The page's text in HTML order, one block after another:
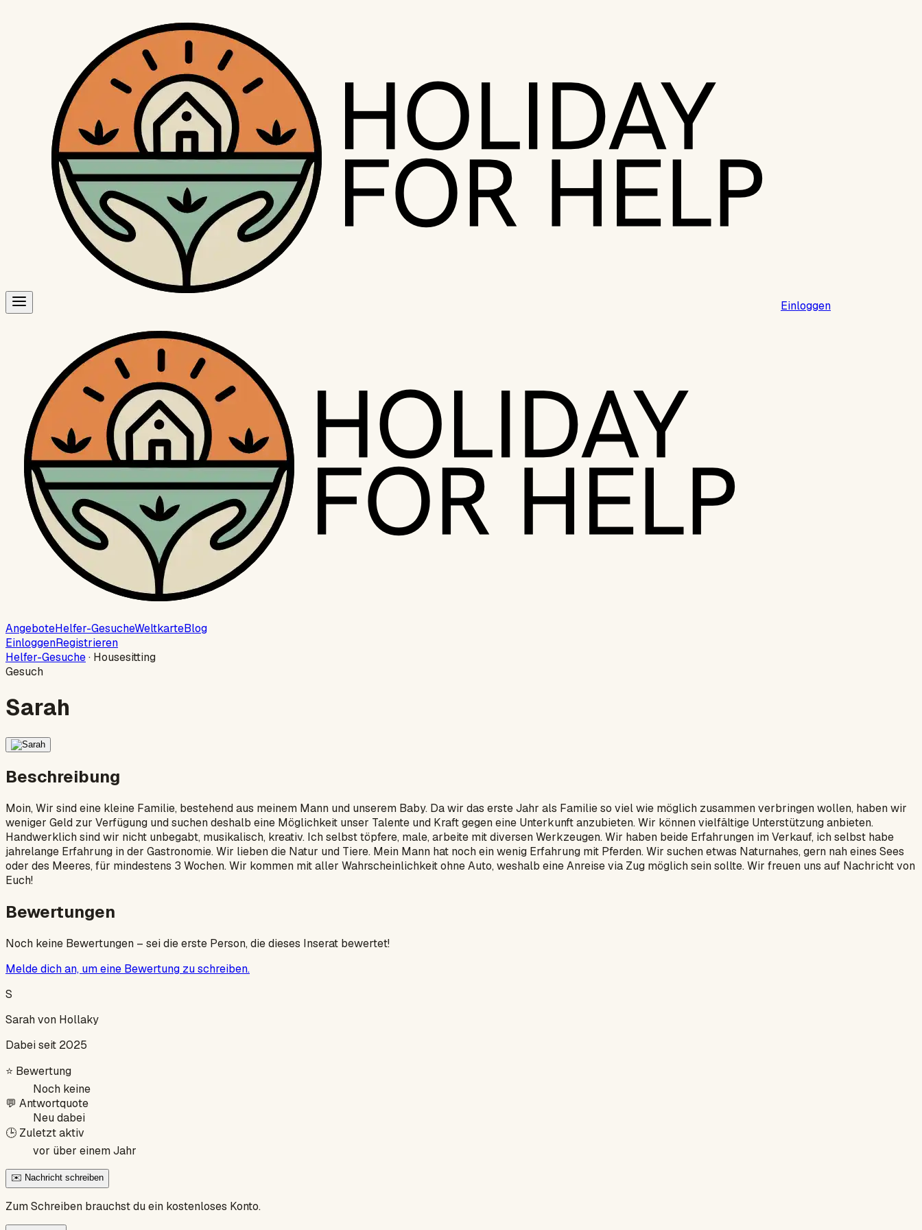
Einloggen
AngeboteHelfer-GesucheWeltkarteBlog
EinloggenRegistrieren
Helfer-Gesuche· Housesitting
Gesuch
Sarah
Beschreibung
Moin, Wir sind eine kleine Familie, bestehend aus meinem Mann und unserem Baby. Da wir das erste Jahr als Familie so viel wie möglich zusammen verbringen wollen, haben wir
weniger Geld zur Verfügung und suchen deshalb eine Möglichkeit unser Talente und Kraft gegen eine Unterkunft anzubieten. Wir können vielfältige Unterstützung anbieten.
Handwerklich sind wir nicht unbegabt, musikalisch, kreativ. Ich selbst töpfere, male, arbeite mit diversen Werkzeugen. Wir haben beide Erfahrungen im Verkauf, ich selbst habe
jahrelange Erfahrung in der Gastronomie. Wir lieben die Natur und Tiere. Mein Mann hat noch ein wenig Erfahrung mit Pferden. Wir suchen etwas Naturnahes, gern nah eines Sees
oder des Meeres, für mindestens 3 Wochen. Wir kommen mit aller Wahrscheinlichkeit ohne Auto, weshalb eine Anreise via Zug möglich sein sollte. Wir freuen uns auf Nachricht von
Euch!
Bewertungen
Noch keine Bewertungen – sei die erste Person, die dieses Inserat bewertet!
Melde dich an, um eine Bewertung zu schreiben.
S
Sarah von Hollaky
Dabei seit 2025
⭐ Bewertung
Noch keine
💬 Antwortquote
Neu dabei
🕒 Zuletzt aktiv
vor über einem Jahr
✉️ Nachricht schreiben
Zum Schreiben brauchst du ein kostenloses Konto.